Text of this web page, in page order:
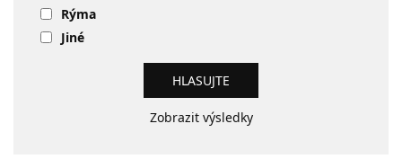
Rýma
Jiné
Zobrazit výsledky